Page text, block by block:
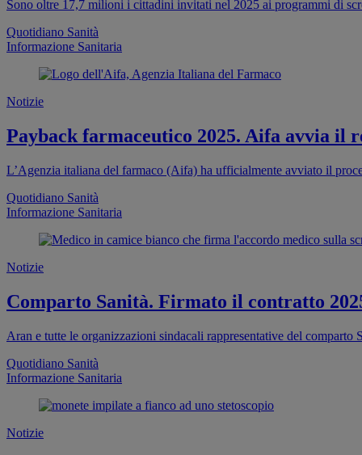
Sono oltre 17,7 milioni i cittadini invitati nel 2025 ai programmi di
Quotidiano Sanità
Informazione Sanitaria
Notizie
Payback farmaceutico 2025. Aifa avvia
L’Agenzia italiana del farmaco (Aifa) ha ufficialmente avviato il
Quotidiano Sanità
Informazione Sanitaria
Notizie
Comparto Sanità. Firmato il contratto
Aran e tutte le organizzazioni sindacali rappresentative del
Quotidiano Sanità
Informazione Sanitaria
Notizie